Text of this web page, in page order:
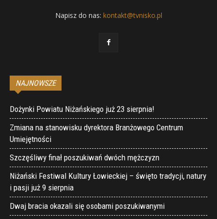
Napisz do nas: kontakt@tvnisko.pl
NAJNOWSZE
Dożynki Powiatu Niżańskiego już 23 sierpnia!
Zmiana na stanowisku dyrektora Branżowego Centrum
Umiejętności
Szczęśliwy finał poszukiwań dwóch mężczyzn
Niżański Festiwal Kultury Łowieckiej – święto tradycji, natury
i pasji już 9 sierpnia
Dwaj bracia okazali się osobami poszukiwanymi